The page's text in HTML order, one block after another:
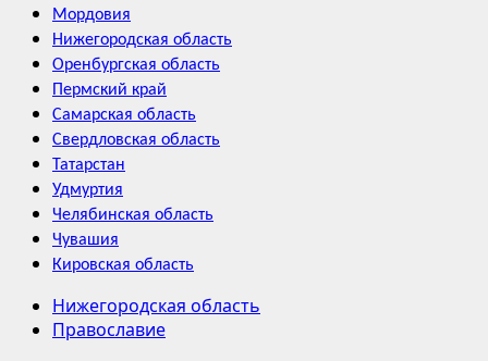
Мордовия
Нижегородская область
Оренбургская область
Пермский край
Самарская область
Свердловская область
Татарстан
Удмуртия
Челябинская область
Чувашия
Кировская область
Нижегородская область
Православие